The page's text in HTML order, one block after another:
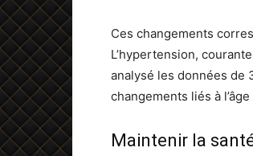
Ces changements
L’hypertension,
analysé les données de
changements liés à
Maintenir la